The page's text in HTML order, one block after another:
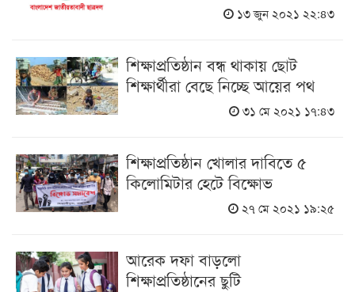
১৩ জুন ২০২১ ২২:৪৩
শিক্ষাপ্রতিষ্ঠান বন্ধ থাকায় ছোট
শিক্ষার্থীরা বেছে নিচ্ছে আয়ের পথ
৩১ মে ২০২১ ১৭:৪৩
শিক্ষাপ্রতিষ্ঠান খোলার দাবিতে ৫
কিলোমিটার হেটে বিক্ষোভ
২৭ মে ২০২১ ১৯:২৫
আরেক দফা বাড়লো
শিক্ষাপ্রতিষ্ঠানের ছুটি